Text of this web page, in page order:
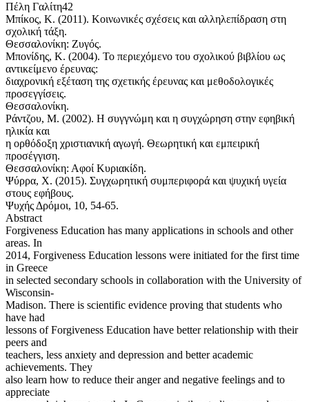
Πέλη Γαλίτη42
Μπίκος, Κ. (2011). Κοινωνικές σχέσεις και αλληλεπίδραση στη
σχολική τάξη.
Θεσσαλονίκη: Ζυγός.
Μπονίδης, Κ. (2004). Το περιεχόμενο του σχολικού βιβλίου ως
αντικείμενο έρευνας:
διαχρονική εξέταση της σχετικής έρευνας και μεθοδολογικές
προσεγγίσεις.
Θεσσαλονίκη.
Ράντζου, Μ. (2002). Η συγγνώμη και η συγχώρηση στην εφηβική
ηλικία και
η ορθόδοξη χριστιανική αγωγή. Θεωρητική και εμπειρική
προσέγγιση.
Θεσσαλονίκη: Αφοί Κυριακίδη.
Ψύρρα, Χ. (2015). Συγχωρητική συμπεριφορά και ψυχική υγεία
στους εφήβους.
Ψυχής Δρόμοι, 10, 54-65.
Abstract
Forgiveness Education has many applications in schools and other
areas. In
2014, Forgiveness Education lessons were initiated for the first time
in Greece
in selected secondary schools in collaboration with the University of
Wisconsin-
Madison. There is scientific evidence proving that students who
have had
lessons of Forgiveness Education have better relationship with their
peers and
teachers, less anxiety and depression and better academic
achievements. They
also learn how to reduce their anger and negative feelings and to
appreciate